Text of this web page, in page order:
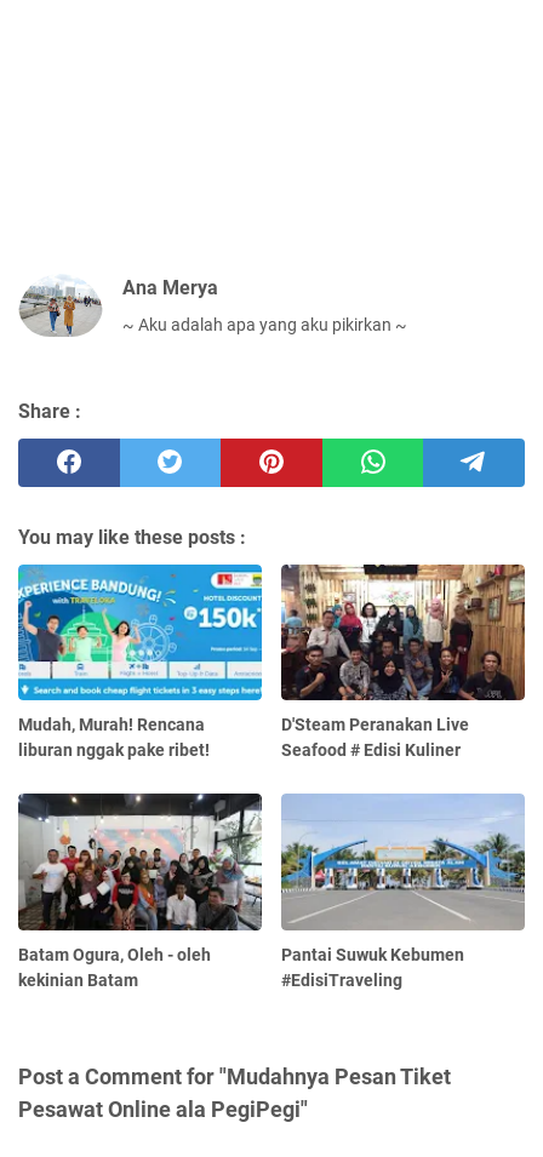
Ana Merya
~ Aku adalah apa yang aku pikirkan ~
Share :
You may like these posts :
Mudah, Murah! Rencana
liburan nggak pake ribet!
D'Steam Peranakan Live
Seafood # Edisi Kuliner
Batam Ogura, Oleh - oleh
kekinian Batam
Pantai Suwuk Kebumen
#EdisiTraveling
Post a Comment for "Mudahnya Pesan Tiket
Pesawat Online ala PegiPegi"